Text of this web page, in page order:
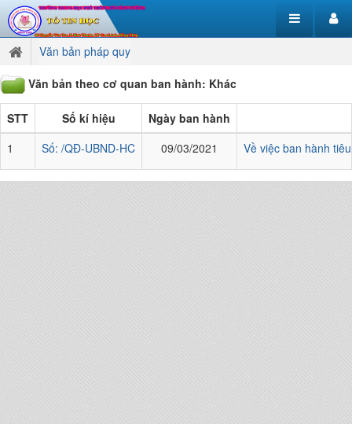
Văn bản pháp quy
Văn bản theo cơ quan ban hành: Khác
STT Số kí hiệu
Ngày ban hành
1
Số: /QĐ-UBND-HC 09/03/2021 Về việc ban hành